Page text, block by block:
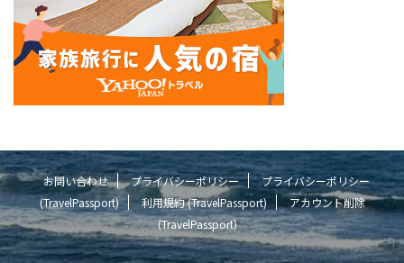
お問い合わせ プライバシーポリシー
プライバシーポリシー
(TravelPassport)
利用規約 (TravelPassport)
アカウント削除
(TravelPassport)